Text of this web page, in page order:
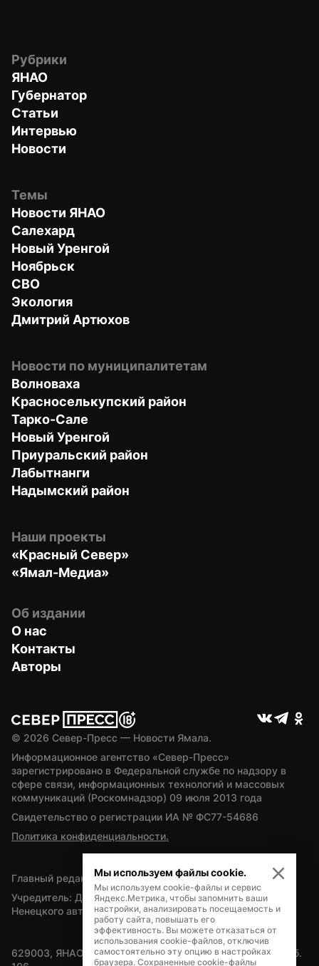
Рубрики
ЯНАО
Губернатор
Статьи
Интервью
Новости
Темы
Новости ЯНАО
Салехард
Новый Уренгой
Ноябрьск
СВО
Экология
Дмитрий Артюхов
Новости по муниципалитетам
Волноваха
Красноселькупский район
Тарко-Сале
Новый Уренгой
Приуральский район
Лабытнанги
Надымский район
Наши проекты
«Красный Север»
«Ямал-Медиа»
Об издании
О нас
Контакты
Авторы
© 2026 Север-Пресс — Новости Ямала.
Информационное агентство «Север-Пресс»
зарегистрировано в Федеральной службе по надзору в
сфере связи, информационных технологий и массовых
коммуникаций (Роскомнадзор) 09 июля 2013 года
Свидетельство о регистрации ИА № ФС77-54686
Политика конфиденциальности.
Главный редактор — А.Л. Поздеев
Учредитель: Департамент внутренней политики Ямало-
Ненецкого автономного округа
629003, ЯНАО, Салехард, мкр. Богдана Кнунянца, д.1, каб.
Мы используем файлы cookie.
Мы используем cookie-файлы и сервис
Яндекс.Метрика, чтобы запомнить ваши
настройки, анализировать посещаемость и
работу сайта, повышать его
эффективность. Вы можете отказаться от
использования cookie-файлов, отключив
самостоятельно эту опцию в настройках
браузера. Сохраненные cookie-файлы